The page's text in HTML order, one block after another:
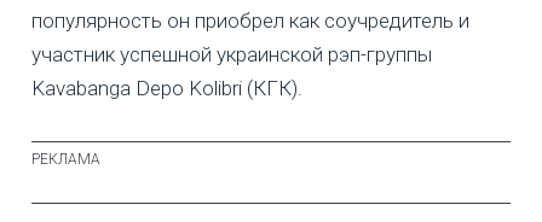
популярность он приобрел как соучредитель и
участник успешной украинской рэп-группы
Kavabanga Depo Kolibri (КГК).